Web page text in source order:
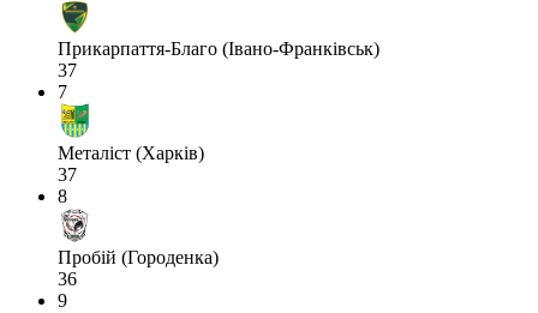
Прикарпаття-Благо (Івано-Франківськ)
37
7
Металіст (Харків)
37
8
Пробій (Городенка)
36
9